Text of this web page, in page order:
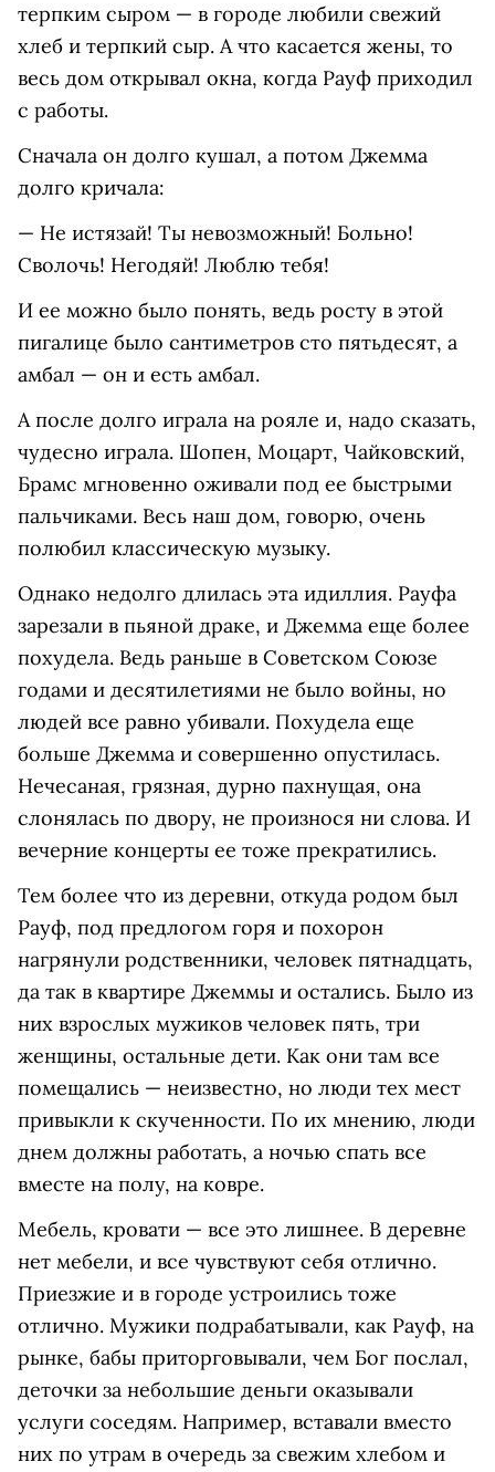
терпким сыром — в городе любили свежий
хлеб и терпкий сыр. А что касается жены, то
весь дом открывал окна, когда Рауф приходил
с работы.
Сначала он долго кушал, а потом Джемма
долго кричала:
— Не истязай! Ты невозможный! Больно!
Сволочь! Негодяй! Люблю тебя!
И ее можно было понять, ведь росту в этой
пигалице было сантиметров сто пятьдесят, а
амбал — он и есть амбал.
А после долго играла на рояле и, надо сказать,
чудесно играла. Шопен, Моцарт, Чайковский,
Брамс мгновенно оживали под ее быстрыми
пальчиками. Весь наш дом, говорю, очень
полюбил классическую музыку.
Однако недолго длилась эта идиллия. Рауфа
зарезали в пьяной драке, и Джемма еще более
похудела. Ведь раньше в Советском Союзе
годами и десятилетиями не было войны, но
людей все равно убивали. Похудела еще
больше Джемма и совершенно опустилась.
Нечесаная, грязная, дурно пахнущая, она
слонялась по двору, не произнося ни слова. И
вечерние концерты ее тоже прекратились.
Тем более что из деревни, откуда родом был
Рауф, под предлогом горя и похорон
нагрянули родственники, человек пятнадцать,
да так в квартире Джеммы и остались. Было из
них взрослых мужиков человек пять, три
женщины, остальные дети. Как они там все
помещались — неизвестно, но люди тех мест
привыкли к скученности. По их мнению, люди
днем должны работать, а ночью спать все
вместе на полу, на ковре.
Мебель, кровати — все это лишнее. В деревне
нет мебели, и все чувствуют себя отлично.
Приезжие и в городе устроились тоже
отлично. Мужики подрабатывали, как Рауф, на
рынке, бабы приторговывали, чем Бог послал,
деточки за небольшие деньги оказывали
услуги соседям. Например, вставали вместо
них по утрам в очередь за свежим хлебом и